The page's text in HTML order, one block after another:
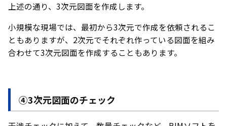
上述の通り、3次元図面を作成します。
小規模な現場では、最初から3次元で作成を依頼されるこ
ともありますが、2次元でそれぞれ作っている図面を組み
合わせて3次元図面を作成することもあります。
④3次元図面のチェック